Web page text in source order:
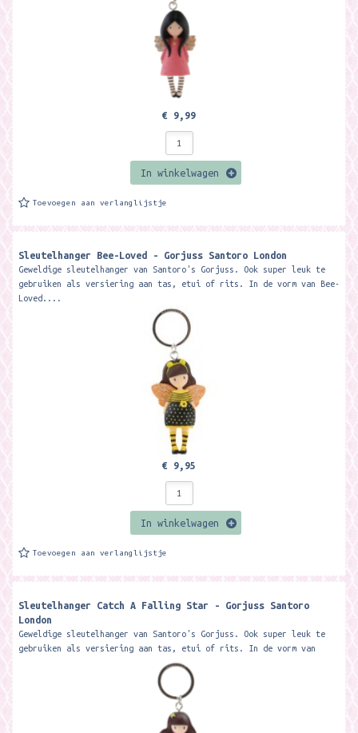
€ 9,99
In winkelwagen
Toevoegen aan verlanglijstje
Sleutelhanger Bee-Loved - Gorjuss Santoro London
Geweldige sleutelhanger van Santoro's Gorjuss. Ook super leuk te
gebruiken als versiering aan tas, etui of rits. In de vorm van Bee-
Loved....
€ 9,95
In winkelwagen
Toevoegen aan verlanglijstje
Sleutelhanger Catch A Falling Star - Gorjuss Santoro
London
Geweldige sleutelhanger van Santoro's Gorjuss. Ook super leuk te
gebruiken als versiering aan tas, etui of rits. In de vorm van